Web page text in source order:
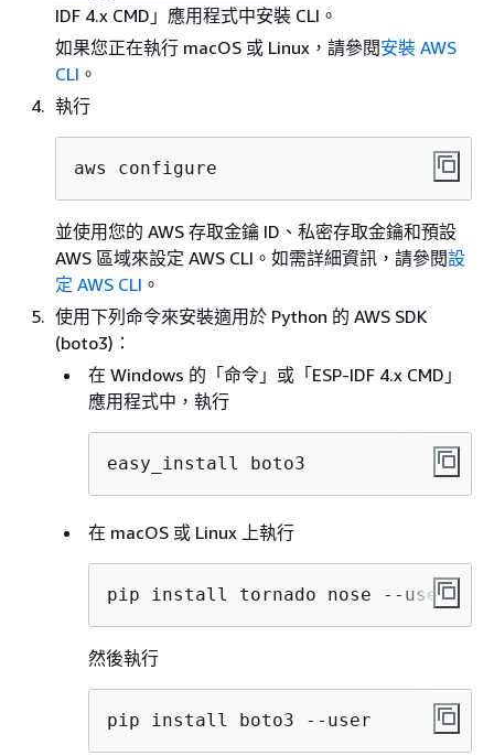
IDF 4.x CMD」應用程式中安裝 CLI。
如果您正在執行 macOS 或 Linux，請參閱安裝 AWS
CLI 。
執行
aws configure
並使用您的 AWS 存取金鑰 ID、私密存取金鑰和預設
AWS 區域來設定 AWS CLI。如需詳細資訊，請參閱設
定 AWS CLI 。
使用下列命令來安裝適用於 Python 的 AWS SDK
(boto3)：
在 Windows 的「命令」或「ESP-IDF 4.x CMD」
應用程式中，執行
easy_install boto3
在 macOS 或 Linux 上執行
pip install tornado nose --user
然後執行
pip install boto3 --user